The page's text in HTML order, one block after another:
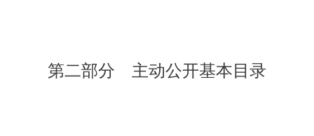
第二部分 主动公开基本目录